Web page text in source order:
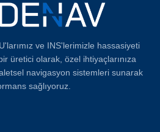
ve INS'lerimizle hassasiyeti
üretici olarak, özel ihtiyaçlarınıza
navigasyon sistemleri sunarak
sağlıyoruz.